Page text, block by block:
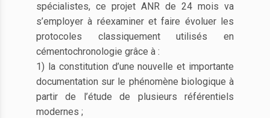
spécialistes, ce projet ANR de 24 mois va
s’employer à réexaminer et faire évoluer les
protocoles classiquement utilisés en
cémentochronologie grâce à :
1) la constitution d’une nouvelle et importante
documentation sur le phénomène biologique à
partir de l’étude de plusieurs référentiels
modernes ;